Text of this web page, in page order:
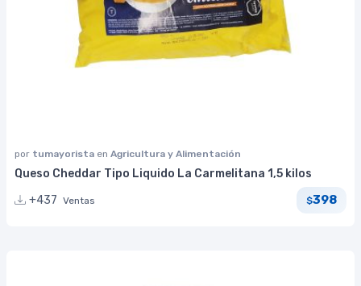
por tumayorista en Agricultura y Alimentación
Queso Cheddar Tipo Liquido La Carmelitana 1,5 kilos
+437 Ventas $398